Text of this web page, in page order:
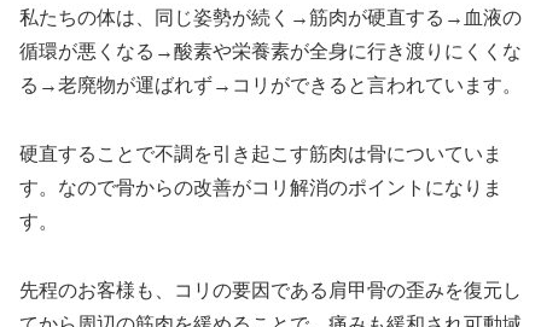
私たちの体は、同じ姿勢が続く→筋肉が硬直する→血液の
循環が悪くなる→酸素や栄養素が全身に行き渡りにくくな
る→老廃物が運ばれず→コリができると言われています。
硬直することで不調を引き起こす筋肉は骨についていま
す。なので骨からの改善がコリ解消のポイントになりま
す。
先程のお客様も、コリの要因である肩甲骨の歪みを復元し